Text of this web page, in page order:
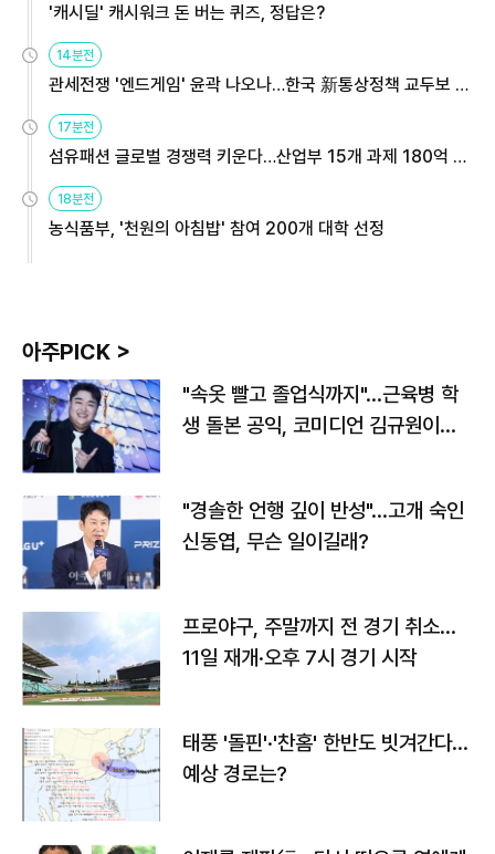
'캐시딜' 캐시워크 돈 버는 퀴즈, 정답은?
14분전
관세전쟁 '엔드게임' 윤곽 나오나…한국 新통상정책 교두보 활
17분전
섬유패션 글로벌 경쟁력 키운다…산업부 15개 과제 180억 지
18분전
농식품부, '천원의 아침밥' 참여 200개 대학 선정
아주PICK >
"속옷 빨고 졸업식까지"…근육병 학
생 돌본 공익, 코미디언 김규원이었
"경솔한 언행 깊이 반성"…고개 숙인
신동엽, 무슨 일이길래?
프로야구, 주말까지 전 경기 취소…
11일 재개·오후 7시 경기 시작
태풍 '돌핀'·'찬홈' 한반도 빗겨간다…
예상 경로는?